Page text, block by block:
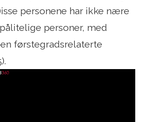
personene har ikke nære
personer, med
førstegradsrelaterte